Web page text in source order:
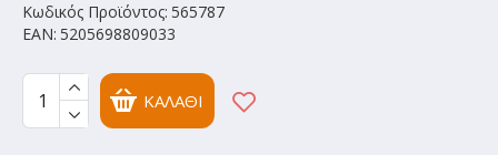
Κωδικός Προϊόντος: 565787
EAN: 5205698809033
ΚΑΛΆΘΙ